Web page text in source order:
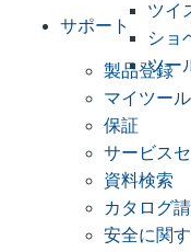
ツイ
ショ
ツー
サポート
製品登録
マイツール
保証
サービス
資料検索
カタログ
安全に関